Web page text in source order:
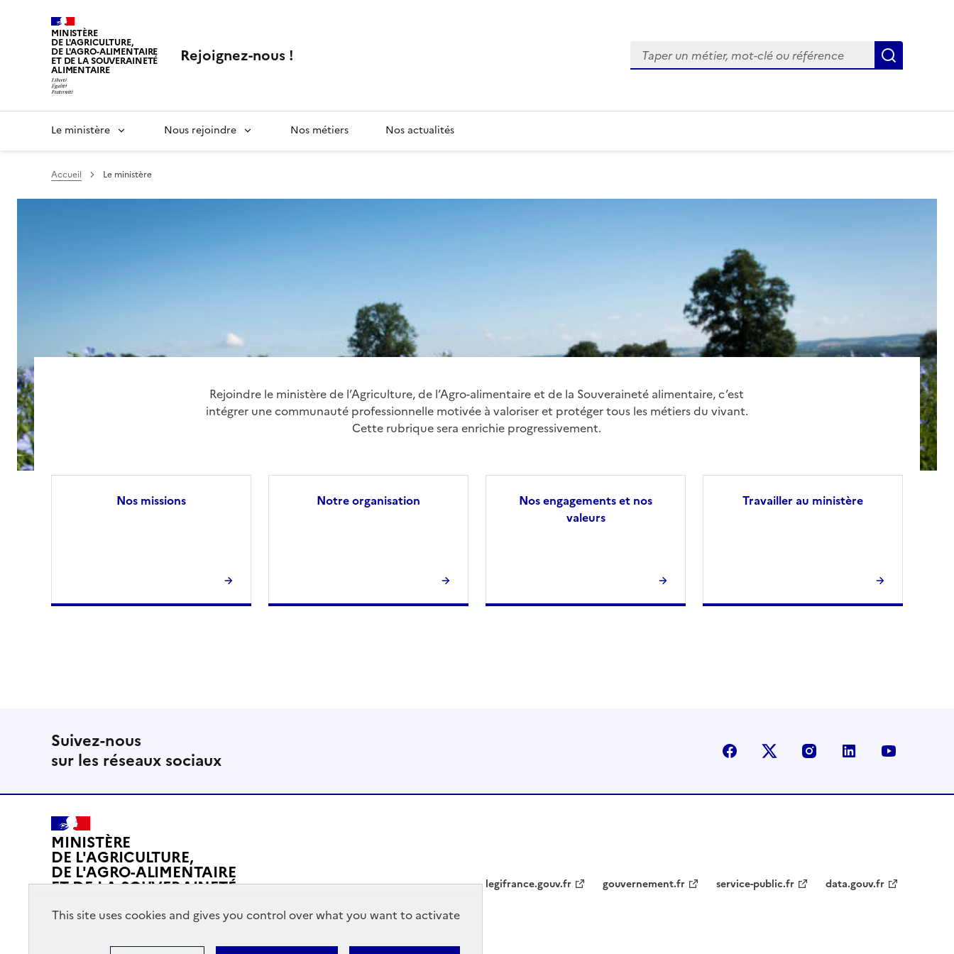
MINISTÈRE
DE L'AGRICULTURE,
DE L'AGRO-ALIMENTAIRE
ET DE LA SOUVERAINETÉ
ALIMENTAIRE
Rejoignez-nous !
Le ministère Nous rejoindre Nos métiers Nos actualités
Accueil Le ministère
Rejoindre le ministère de l’Agriculture, de l’Agro-alimentaire et de la Souveraineté alimentaire, c’est
intégrer une communauté professionnelle motivée à valoriser et protéger tous les métiers du vivant.
Cette rubrique sera enrichie progressivement.
Nos missions Notre organisation
Nos engagements et nos
valeurs
Travailler au ministère
Suivez-nous
sur les réseaux sociaux
FacebookX (Anciennement Twitter)
InstagramLinkedIn
MINISTÈRE
DE L'AGRICULTURE,
DE L'AGRO-ALIMENTAIRE
ET DE LA SOUVERAINETÉ legifrance.gouv.fr gouvernement.fr service-public.fr data.gouv.fr
This site uses cookies and gives you control over what you want to activate